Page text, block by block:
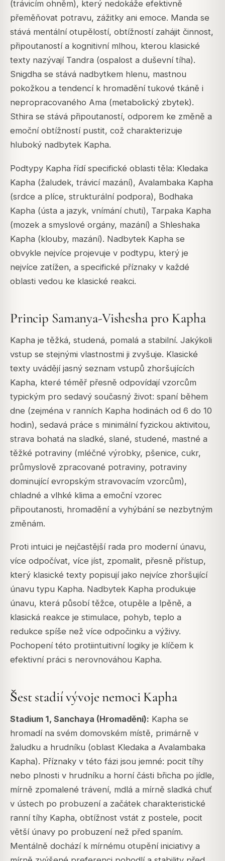
(trávicím ohněm), který nedokáže efektivně
přeměňovat potravu, zážitky ani emoce. Manda se
stává mentální otupělostí, obtížností zahájit činnost,
připoutaností a kognitivní mlhou, kterou klasické
texty nazývají Tandra (ospalost a duševní tíha).
Snigdha se stává nadbytkem hlenu, mastnou
pokožkou a tendencí k hromadění tukové tkáně i
nepropracovaného Ama (metabolický zbytek).
Sthira se stává připoutaností, odporem ke změně a
emoční obtížností pustit, což charakterizuje
hluboký nadbytek Kapha.
Podtypy Kapha řídí specifické oblasti těla: Kledaka
Kapha (žaludek, trávicí mazání), Avalambaka Kapha
(srdce a plíce, strukturální podpora), Bodhaka
Kapha (ústa a jazyk, vnímání chuti), Tarpaka Kapha
(mozek a smyslové orgány, mazání) a Shleshaka
Kapha (klouby, mazání). Nadbytek Kapha se
obvykle nejvíce projevuje v podtypu, který je
nejvíce zatížen, a specifické příznaky v každé
oblasti vedou ke klasické reakci.
Princip Samanya-Vishesha pro Kapha
Kapha je těžká, studená, pomalá a stabilní. Jakýkoli
vstup se stejnými vlastnostmi ji zvyšuje. Klasické
texty uvádějí jasný seznam vstupů zhoršujících
Kapha, které téměř přesně odpovídají vzorcům
typickým pro sedavý současný život: spaní během
dne (zejména v ranních Kapha hodinách od 6 do 10
hodin), sedavá práce s minimální fyzickou aktivitou,
strava bohatá na sladké, slané, studené, mastné a
těžké potraviny (mléčné výrobky, pšenice, cukr,
průmyslově zpracované potraviny, potraviny
dominující evropským stravovacím vzorcům),
chladné a vlhké klima a emoční vzorec
připoutanosti, hromadění a vyhýbání se nezbytným
změnám.
Proti intuici je nejčastější rada pro moderní únavu,
více odpočívat, více jíst, zpomalit, přesně přístup,
který klasické texty popisují jako nejvíce zhoršující
únavu typu Kapha. Nadbytek Kapha produkuje
únavu, která působí těžce, otupěle a lpěně, a
klasická reakce je stimulace, pohyb, teplo a
redukce spíše než více odpočinku a výživy.
Pochopení této protiintuitivní logiky je klíčem k
efektivní práci s nerovnováhou Kapha.
Šest stadií vývoje nemoci Kapha
Stadium 1, Sanchaya (Hromadění): Kapha se
hromadí na svém domovském místě, primárně v
žaludku a hrudníku (oblast Kledaka a Avalambaka
Kapha). Příznaky v této fázi jsou jemné: pocit tíhy
nebo plnosti v hrudníku a horní části břicha po jídle,
mírně zpomalené trávení, mdlá a mírně sladká chuť
v ústech po probuzení a začátek charakteristické
ranní tíhy Kapha, obtížnost vstát z postele, pocit
větší únavy po probuzení než před spaním.
Mentálně dochází k mírnému otupění iniciativy a